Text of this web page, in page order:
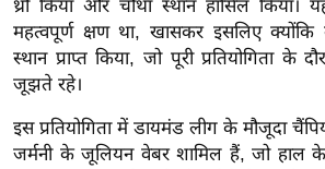
श
ख्सि
य
त
यं
ग
थ्रो किया और चौथा स्थान हासिल
महत्वपूर्ण क्षण था, खासकर इसलिए
स्थान प्राप्त किया, जो पूरी प्रतियोगिता के
जूझते रहे।
इस प्रतियोगिता में डायमंड लीग के मौजूदा
जर्मनी के जूलियन वेबर शामिल हैं, जो हाल के